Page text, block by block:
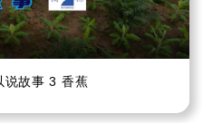
说故事 3 香蕉